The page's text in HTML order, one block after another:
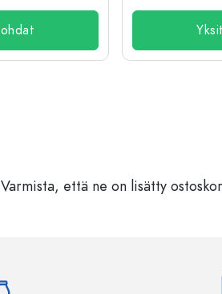
että ne on lisätty